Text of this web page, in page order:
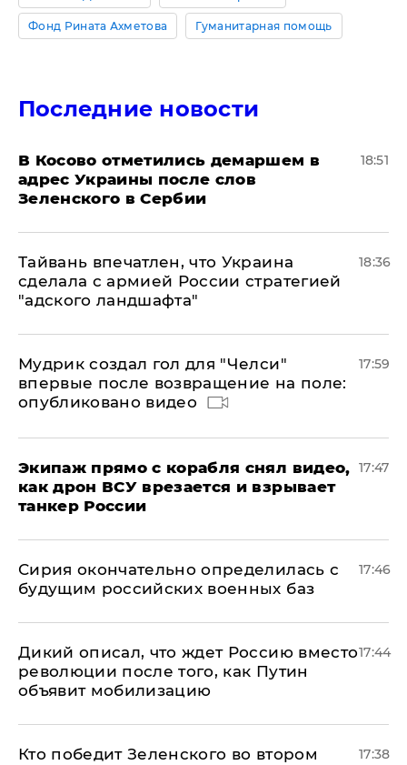
Фонд Рината Ахметова Гуманитарная помощь
Последние новости
В Косово отметились демаршем в
адрес Украины после слов
Зеленского в Сербии
18:51
Тайвань впечатлен, что Украина
сделала с армией России стратегией
"адского ландшафта"
18:36
Мудрик создал гол для "Челси"
впервые после возвращение на поле:
опубликовано видео
17:59
Экипаж прямо с корабля снял видео,
как дрон ВСУ врезается и взрывает
танкер России
17:47
Сирия окончательно определилась с
будущим российских военных баз
17:46
Дикий описал, что ждет Россию вместо
революции после того, как Путин
объявит мобилизацию
17:44
Кто победит Зеленского во втором
17:38